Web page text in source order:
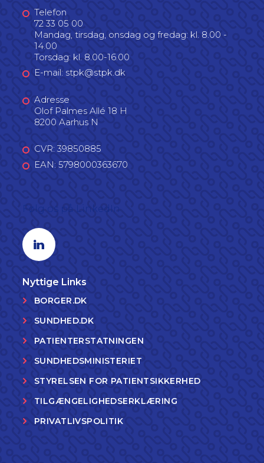
Telefon
72 33 05 00
Mandag, tirsdag, onsdag og fredag: kl. 8.00 -
14.00
Torsdag: kl. 8.00-16.00
E-mail: stpk@stpk.dk
Adresse
Olof Palmes Allé 18 H
8200 Aarhus N
CVR: 39850885
EAN: 5798000363670
Linkedin profil
Nyttige Links
BORGER.DK
SUNDHED.DK
PATIENTERSTATNINGEN
SUNDHEDSMINISTERIET
STYRELSEN FOR PATIENTSIKKERHED
TILGÆNGELIGHEDSERKLÆRING
PRIVATLIVSPOLITIK